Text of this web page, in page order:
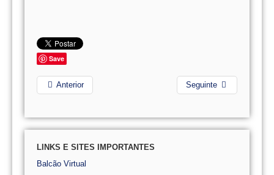
Save
Anterior Seguinte
LINKS E SITES IMPORTANTES
Balcão Virtual